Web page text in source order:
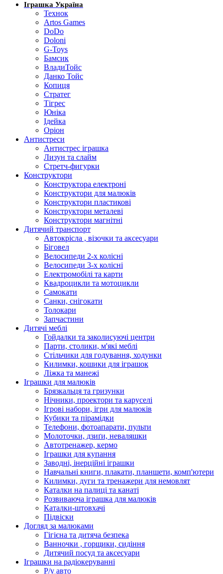
Іграшка Україна
Технок
Artos Games
DoDo
Doloni
G-Toys
Бамсик
ВладиТойс
Данко Тойс
Копиця
Стратег
Тігрес
Юніка
Ідейка
Оріон
Антистреси
Антистрес іграшка
Лизун та слайм
Стретч-фигурки
Конструктори
Конструктора електроні
Конструктори для малюків
Конструктори пластикові
Конструктори металеві
Конструктори магнітні
Дитячий транспорт
Автокрісла , візочки та аксесуари
Біговел
Велосипеди 2-х колісні
Велосипеди 3-х колісні
Електромобілі та карти
Квадроцикли та мотоцикли
Самокати
Санки, снігокати
Толокари
Запчастини
Дитячі меблі
Гойдалки та заколисуючі центри
Парти, столики, м'які меблі
Стільчики для годування, ходунки
Килимки, кошики для іграшок
Ліжка та манежі
Іграшки для малюків
Брязкальця та гризунки
Нічники, проектори та каруселі
Ігрові набори, ігри для малюків
Кубики та пірамідки
Телефони, фотоапарати, пульти
Молоточки, дзиґи, неваляшки
Автотренажер, кермо
Іграшки для купання
Заводні, інерційні іграшки
Навчальні книги, плакати, планшети, комп'ютери
Килимки, дуги та тренажери для немовлят
Каталки на палиці та канаті
Розвиваюча іграшка для малюків
Каталки-штовхачі
Підвіски
Догляд за малюками
Гігієна та дитяча безпека
Ванночки , горщики, сидіння
Дитячий посуд та аксесуари
Іграшки на радіокеруванні
Р/у авто